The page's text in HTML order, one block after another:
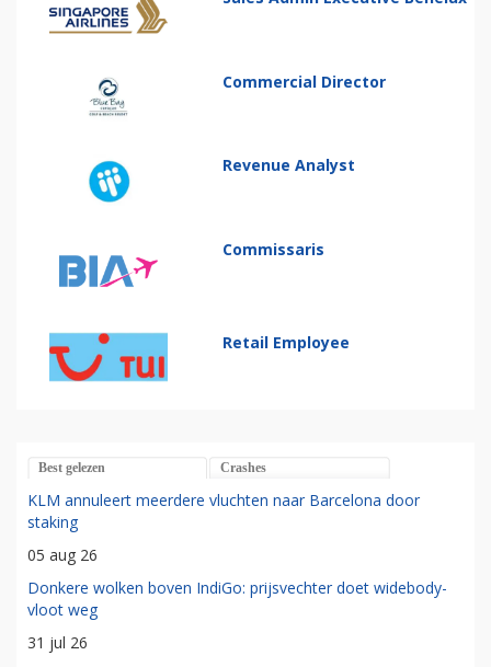
Commercial Director
Revenue Analyst
Commissaris
Retail Employee
Best gelezen Crashes
KLM annuleert meerdere vluchten naar Barcelona door
staking
05 aug 26
Donkere wolken boven IndiGo: prijsvechter doet widebody-
vloot weg
31 jul 26